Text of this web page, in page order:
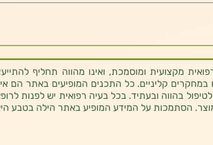
מקצועית ומוסמכת, ואינו מהווה תחליף
קליניים. כל התכנים המופיעים באתר הם
בהווה ובעתיד. בכל בעיה רפואית יש לפנות
הסתמכות על המידע המופיע באתר הילה בטבע